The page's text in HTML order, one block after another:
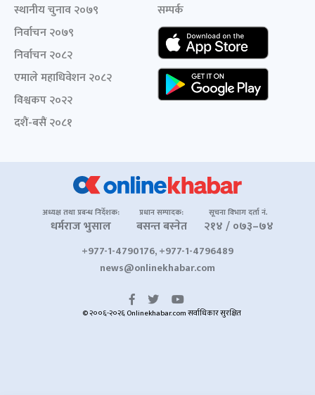
स्थानीय चुनाव २०७९
निर्वाचन २०७९
निर्वाचन २०८२
एमाले महाधिवेशन २०८२
विश्वकप २०२२
दशैं-बसैं २०८१
सम्पर्क
अध्यक्ष तथा प्रबन्ध निर्देशक:
धर्मराज भुसाल
प्रधान सम्पादक:
बसन्त बस्नेत
सूचना विभाग दर्ता नं.
२१४ / ०७३–७४
+977-1-4790176, +977-1-4796489
news@onlinekhabar.com
© २००६-२०२६ Onlinekhabar.com सर्वाधिकार सुरक्षित